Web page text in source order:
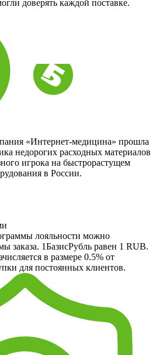
доверять каждой поставке.
«Интернет-медицина» прошла
недорогих расходных материалов
игрока на быстрорастущем
в России.
лояльности можно
заказа. 1БазисРубль равен 1 RUB.
в размере 0.5% от
для постоянных клиентов.